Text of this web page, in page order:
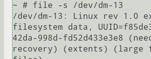
~ # file -s /dev/dm-13
/dev/dm-13: Linux rev 1.0
filesystem data,
42da-998d-fd52d433e3e8
recovery) (extents) (large